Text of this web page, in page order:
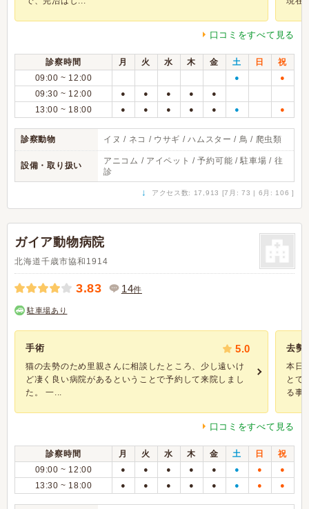
口コミをすべて見る
診察時間 月 火 水 木 金 土 日
祝
09:00 ~ 12:00
● ●
09:30 ~ 12:00 ● ● ● ● ●
13:00 ~ 18:00 ● ● ● ● ● ● ●
診察動物 イヌ / ネコ / ウサギ / ハムスター / 鳥 / 爬虫類
設備・取り扱い
アニコム / アイペット / 予約可能 / 駐車場 / 往
診
↓ アクセス数: 17,913 [7月: 73 | 6月: 106 ]
ガイア動物病院
北海道千歳市協和1914
3.83 14件
駐車場あり
手術 5.0
猫の去勢のため里親さんに相談したところ、少し遠いけ
ど凄く良い病院があるということで予約して来院しまし
た。 一...
去勢
本日
とて
る事
口コミをすべて見る
診察時間 月 火 水 木 金 土 日
祝
09:00 ~ 12:00
● ● ● ● ● ● ● ●
13:30 ~ 18:00 ● ● ● ● ● ● ● ●